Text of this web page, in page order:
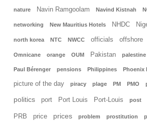
nature Navin Ramgoolam Navind Kistnah
networking New Mauritius Hotels NHDC
north korea NTC NWCC officials offshore
Omnicane orange OUM Pakistan palestine
Paul Bérenger pensions Philippines Phoenix
picture of the day piracy plage PM PMO
politics port Port Louis Port-Louis post
PRB price prices problem prostitution